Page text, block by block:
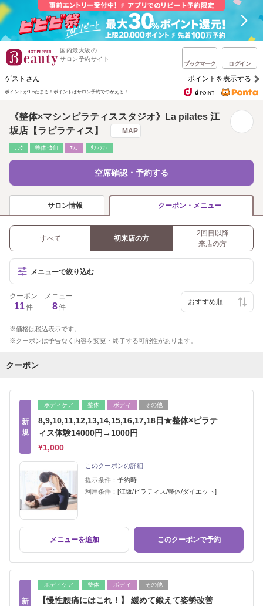
国内最大級の
サロン予約サイト
ブックマーク ログイン
ゲストさん ポイントを表示する
ポイントが1%たまる！ ポイントはサロン予約でつかえる！
《整体×マシンピラティススタジオ》La pilates 江
坂店【ラピラティス】
MAP
ﾘﾗｸ 整体･ｶｲﾛ ｴｽﾃ ﾘﾌﾚｯｼｭ
空席確認・予約する
サロン情報 クーポン・メニュー
すべて 初来店の方
2回目以降
来店の方
メニューで絞り込む
クーポン
11件
メニュー
8件
価格は税込表示です。
クーポンは予告なく内容を変更・終了する可能性があります。
クーポン
新
規
ボディケア 整体 ボディ その他
8,9,10,11,12,13,14,15,16,17,18日★整体×ピラテ
ィス体験14000円→1000円
¥1,000
このクーポンの詳細
提示条件： 予約時
利用条件： [江坂/ピラティス/整体/ダイエット]
メニューを追加 このクーポンで予約
新
ボディケア 整体 ボディ その他
【慢性腰痛にはこれ！】 緩めて鍛えて姿勢改善